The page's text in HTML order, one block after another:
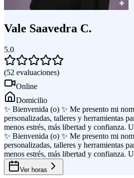
Vale Saavedra C.
5.0
(52 evaluaciones)
Online
Domicilio
✨ Bienvenida (o) ✨ Me presento mi
personalizadas, talleres y herramientas
menos estrés, más libertad y confianza.
✨ Bienvenida (o) ✨ Me presento mi
personalizadas, talleres y herramientas
menos estrés, más libertad y confianza.
Ver horas